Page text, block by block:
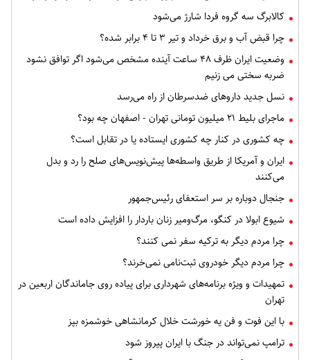
کالابرگ سه گروه فردا شارژ می‌شود
چرا قبض آب و برق خرداد و تیر ۳ تا ۴ برابر شده؟
وضعیت ایران ظرف ۴۸ ساعت آینده مشخص می‌شود اگر توافق نشود
ضربه سختی می زنیم
نسل جدید داروهای ضدسرطان از راه می‌رسد
ماجرای بلیط ۲۱ میلیون تومانی تهران - اصفهان چه بود؟
چه کشوری در کنار چه کشوری ایستاده یا در تقابل است؟
ایران و آمریکا از طریق واسطه‌ها پیش‌نویس‌های صلح را رد و بدل
می‌کنند
جنجال دوباره بر سر استعفای رئیس‌جمهور
شیوع ابولا در کنگو، مرگ‌ومیر زنان باردار را افزایش داده است
چرا مردم دیگر به ترکیه سفر نمی کنند؟
چرا مردم دیگر خودروی ثبت‌نامی نمی‌خرند؟
تمهیدات و ویژه برنامه‌های شهرداری برای پیاده روی جاماندگان اربعین در
تهران
با این فوت و فن یه خورشت خلال کرمانشاهی خوشمزه بپز
ترامپ نمی‌تواند در جنگ با ایران پیروز شود